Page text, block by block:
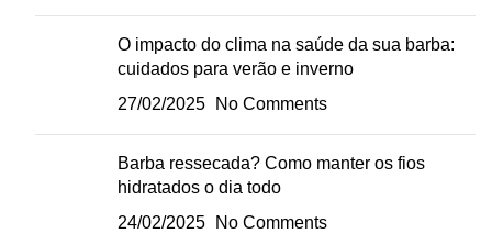
O impacto do clima na saúde da sua barba:
cuidados para verão e inverno
27/02/2025
No Comments
Barba ressecada? Como manter os fios
hidratados o dia todo
24/02/2025
No Comments